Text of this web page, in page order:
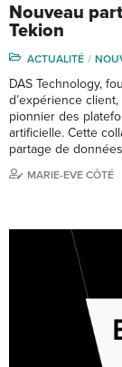
Nouveau
Tekion
ACTUALITÉ
DAS Technology,
d’expérience
pionnier des
artificielle. Cette
partage de
MARIE-EVE CÔTÉ